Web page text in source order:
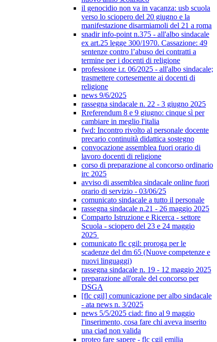
il genocidio non va in vacanza: usb scuola
verso lo sciopero del 20 giugno e la
manifestazione disarmiamoli del 21 a roma
snadir info-point n.375 - all'albo sindacale
ex art.25 legge 300/1970. Cassazione: 49
sentenze contro l’abuso dei contratti a
termine per i docenti di religione
professione i.r. 06/2025 - all'albo sindacale;
trasmettere cortesemente ai docenti di
religione
news 9/6/2025
rassegna sindacale n. 22 - 3 giugno 2025
Rreferendum 8 e 9 giugno: cinque sì per
cambiare in meglio l'italia
fwd: Incontro rivolto al personale docente
precario continuità didattica sostegno
convocazione assemblea fuori orario di
lavoro docenti di religione
corso di preparazione al concorso ordinario
irc 2025
avviso di assemblea sindacale online fuori
orario di servizio - 03/06/25
comunicato sindacale a tutto il personale
rassegna sindacale n.21 - 26 maggio 2025
Comparto Istruzione e Ricerca - settore
Scuola - sciopero del 23 e 24 maggio
2025
comunicato flc cgil: proroga per le
scadenze del dm 65 (Nuove competenze e
nuovi linguaggi)
rassegna sindacale n. 19 - 12 maggio 2025
preparazione all'orale del concorso per
DSGA
[flc cgil] comunicazione per albo sindacale
- ata news n. 3/2025
news 5/5/2025 ciad: fino al 9 maggio
l'inserimento, cosa fare chi aveva inserito
una ciad non valida
proteo fare sapere - flc cgil emilia